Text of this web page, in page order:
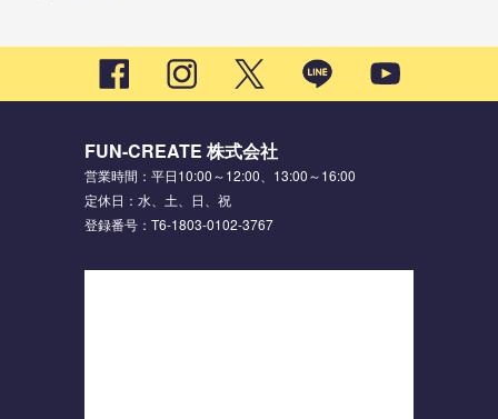
FUN-CREATE 株式会社
営業時間：平日10:00～12:00、13:00～16:00
定休日：水、土、日、祝
登録番号：T6-1803-0102-3767